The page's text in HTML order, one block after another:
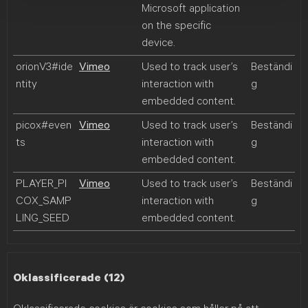
Microsoft application
on the specific
device.
orionV3#ide
ntity
Vimeo
Used to track user’s
interaction with
embedded content.
Beständi
g
picox#even
ts
Vimeo
Used to track user’s
interaction with
embedded content.
Beständi
g
PLAYER_PI
COX_SAMP
LING_SEED
Vimeo
Used to track user’s
interaction with
embedded content.
Beständi
g
Oklassificerade (12)